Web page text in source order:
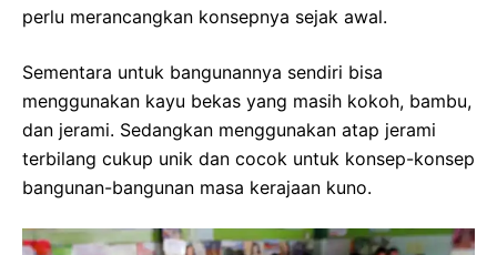
perlu merancangkan konsepnya sejak awal.
Sementara untuk bangunannya sendiri bisa
menggunakan kayu bekas yang masih kokoh, bambu,
dan jerami. Sedangkan menggunakan atap jerami
terbilang cukup unik dan cocok untuk konsep-konsep
bangunan-bangunan masa kerajaan kuno.